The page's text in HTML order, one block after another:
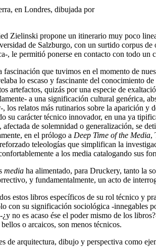
en Londres, dibujada por
Zielinski propone un itinerario muy poco
de Salzburgo, con un surtido corpus
, le permitió ponerse en contacto con todo
que tuvimos en el momento de
lo escaso y fascinante del conocimiento
artefactos, quizás por una especie de
a una significación cultural genérica,
los relatos más rutinarios sobre la aparición
su carácter técnico innovador, en una ya
de solemnidad o generalización, se
en el prólogo a Deep Time of the Media,
teleologías que simplifican la
a los media catalogando sus
media ha alimentado, para Druckery, tanto la
y fundamentalmente, un acto de
estos libros específicos de su rol técnico y
con su significación sociológica -innegables
no es acaso ése el poder mismo de los
o arcaicos, son menos técnicos.
de arquitectura, dibujo y perspectiva como